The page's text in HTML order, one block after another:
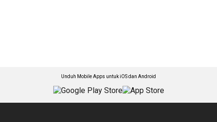
Unduh Mobile Apps untuk iOS dan Android